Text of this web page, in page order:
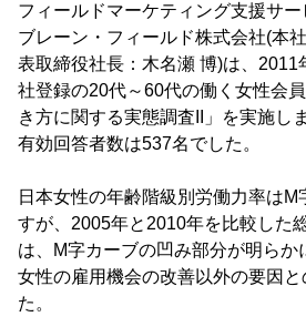
フィールドマーケティング支援サ
ブレーン・フィールド株式会社(本
表取締役社長：木名瀬 博)は、2011
社登録の20代～60代の働く女性会
き方に関する実態調査II」を実施し
有効回答者数は537名でした。
日本女性の年齢階級別労働力率はM
すが、2005年と2010年を比較した
は、M字カーブの凹み部分が明らか
女性の雇用機会の改善以外の要因
た。